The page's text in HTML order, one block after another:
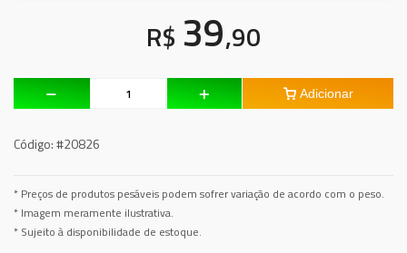
R$ 39,90
Adicionar
Código:#20826
* Preços de produtos pesáveis podem sofrer variação de acordo com o peso.
* Imagem meramente ilustrativa.
* Sujeito à disponibilidade de estoque.